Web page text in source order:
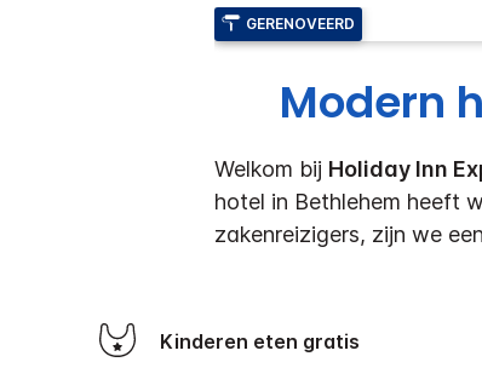
GERENOVEERD
Modern
Welkom bij Holiday Inn
hotel in Bethlehem heeft
zakenreizigers, zijn we
Kinderen eten gratis